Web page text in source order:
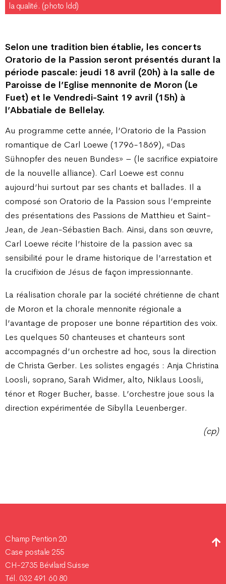
la qualité. (photo ldd)
Selon une tradition bien établie, les concerts
Oratorio de la Passion seront présentés durant la
période pascale: jeudi 18 avril (20h) à la salle de
Paroisse de l’Eglise mennonite de Moron (Le
Fuet) et le Vendredi-Saint 19 avril (15h) à
l’Abbatiale de Bellelay.
Au programme cette année, l’Oratorio de la Passion
romantique de Carl Loewe (1796-1869), «Das
Sühnopfer des neuen Bundes» – (le sacrifice expiatoire
de la nouvelle alliance). Carl Loewe est connu
aujourd’hui surtout par ses chants et ballades. Il a
composé son Oratorio de la Passion sous l’empreinte
des présentations des Passions de Matthieu et Saint-
Jean, de Jean-Sébastien Bach. Ainsi, dans son œuvre,
Carl Loewe récite l’histoire de la passion avec sa
sensibilité pour le drame historique de l’arrestation et
la crucifixion de Jésus de façon impressionnante.
La réalisation chorale par la société chrétienne de chant
de Moron et la chorale mennonite régionale a
l’avantage de proposer une bonne répartition des voix.
Les quelques 50 chanteuses et chanteurs sont
accompagnés d’un orchestre ad hoc, sous la direction
de Christa Gerber. Les solistes engagés : Anja Christina
Loosli, soprano, Sarah Widmer, alto, Niklaus Loosli,
ténor et Roger Bucher, basse. L’orchestre joue sous la
direction expérimentée de Sibylla Leuenberger.
(cp)
Champ Pention 20
Case postale 255
CH-2735 Bévilard Suisse
Tél. 032 491 60 80